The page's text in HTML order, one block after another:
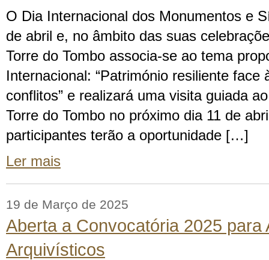
O Dia Internacional dos Monumentos e
de abril e, no âmbito das suas
Torre do Tombo associa-se ao tema
Internacional: “Património resiliente face
conflitos” e realizará uma visita guiada
Torre do Tombo no próximo dia 11 de
participantes terão a oportunidade […]
Ler mais
19 de Março de 2025
Aberta a Convocatória 2025 para
Arquivísticos